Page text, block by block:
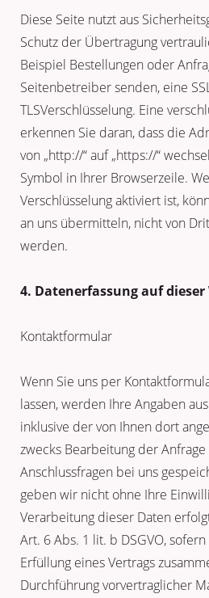
Diese Seite nutzt aus
Schutz der Übertragung
Beispiel Bestellungen oder
Seitenbetreiber senden, eine
TLSVerschlüsselung. Eine
erkennen Sie daran, dass die
von „http://“ auf „https://“
Symbol in Ihrer Browserzeile.
Verschlüsselung aktiviert ist,
an uns übermitteln, nicht von
werden.
4. Datenerfassung auf dieser
Kontaktformular
Wenn Sie uns per
lassen, werden Ihre Angaben
inklusive der von Ihnen dort
zwecks Bearbeitung der
Anschlussfragen bei uns
geben wir nicht ohne Ihre
Verarbeitung dieser Daten
Art. 6 Abs. 1 lit. b DSGVO,
Erfüllung eines Vertrags
Durchführung vorvertraglicher